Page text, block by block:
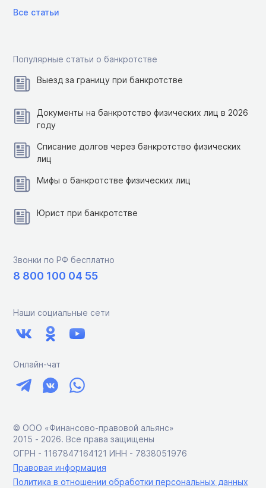
Все статьи
Популярные статьи о банкротстве
Выезд за границу при банкротстве
Документы на банкротство физических лиц в 2026
году
Списание долгов через банкротство физических
лиц
Мифы о банкротстве физических лиц
Юрист при банкротстве
Звонки по РФ бесплатно
8 800 100 04 55
Наши социальные сети
Онлайн-чат
© ООО «Финансово-правовой альянс»
2015 ‑ 2026. Все права защищены
ОГРН - 1167847164121 ИНН - 7838051976
Правовая информация
Политика в отношении обработки персональных данных